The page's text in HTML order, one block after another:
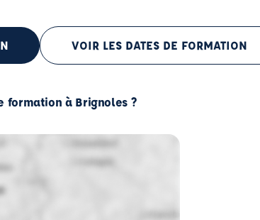
VOIR LES DATES DE FORMATION
formation à Brignoles ?